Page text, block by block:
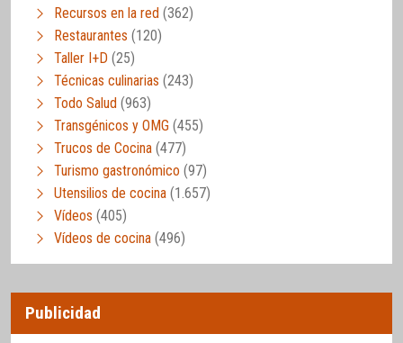
Recursos en la red (362)
Restaurantes (120)
Taller I+D (25)
Técnicas culinarias (243)
Todo Salud (963)
Transgénicos y OMG (455)
Trucos de Cocina (477)
Turismo gastronómico (97)
Utensilios de cocina (1.657)
Vídeos (405)
Vídeos de cocina (496)
Publicidad